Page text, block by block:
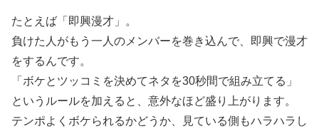
たとえば「即興漫才」。
負けた人がもう一人のメンバーを巻き込んで、即興で漫才
をするんです。
「ボケとツッコミを決めてネタを30秒間で組み立てる」
というルールを加えると、意外なほど盛り上がります。
テンポよくボケられるかどうか、見ている側もハラハラし